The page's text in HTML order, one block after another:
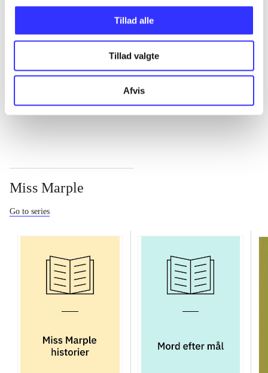
Tillad alle
Tillad valgte
Afvis
Miss Marple
Go to series